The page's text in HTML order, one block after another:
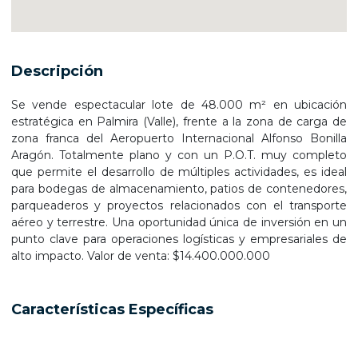
Descripción
Se vende espectacular lote de 48.000 m² en ubicación
estratégica en Palmira (Valle), frente a la zona de carga de
zona franca del Aeropuerto Internacional Alfonso Bonilla
Aragón. Totalmente plano y con un P.O.T. muy completo
que permite el desarrollo de múltiples actividades, es ideal
para bodegas de almacenamiento, patios de contenedores,
parqueaderos y proyectos relacionados con el transporte
aéreo y terrestre. Una oportunidad única de inversión en un
punto clave para operaciones logísticas y empresariales de
alto impacto. Valor de venta: $14.400.000.000
Características Específicas